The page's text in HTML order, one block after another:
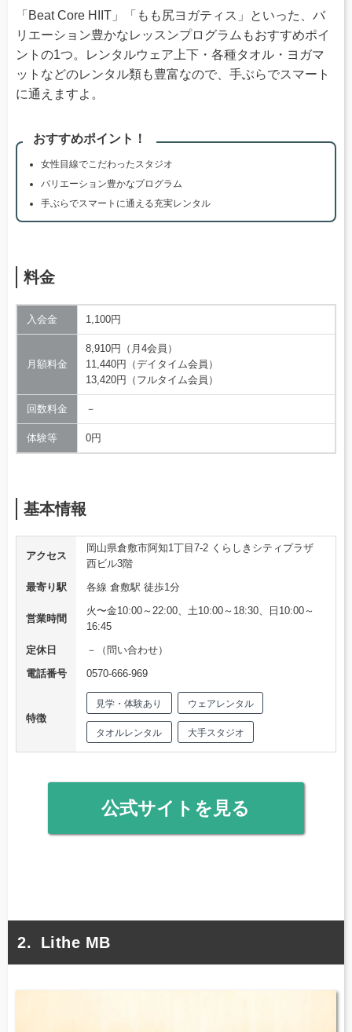
「Beat Core HIIT」「もも尻ヨガティス」といった、バ
リエーション豊かなレッスンプログラムもおすすめポイ
ントの1つ。レンタルウェア上下・各種タオル・ヨガマ
ットなどのレンタル類も豊富なので、手ぶらでスマート
に通えますよ。
おすすめポイント！
女性目線でこだわったスタジオ
バリエーション豊かなプログラム
手ぶらでスマートに通える充実レンタル
料金
入会金 1,100円
月額料金
8,910円（月4会員）
11,440円（デイタイム会員）
13,420円（フルタイム会員）
回数料金 －
体験等 0円
基本情報
アクセス
岡山県倉敷市阿知1丁目7-2 くらしきシティプラザ
西ビル3階
最寄り駅
各線 倉敷駅 徒歩1分
営業時間
火〜金10:00～22:00、土10:00～18:30、日10:00～
16:45
定休日
－（問い合わせ）
電話番号
0570-666-969
特徴
見学・体験あり ウェアレンタル
タオルレンタル 大手スタジオ
公式サイトを見る
Lithe MB